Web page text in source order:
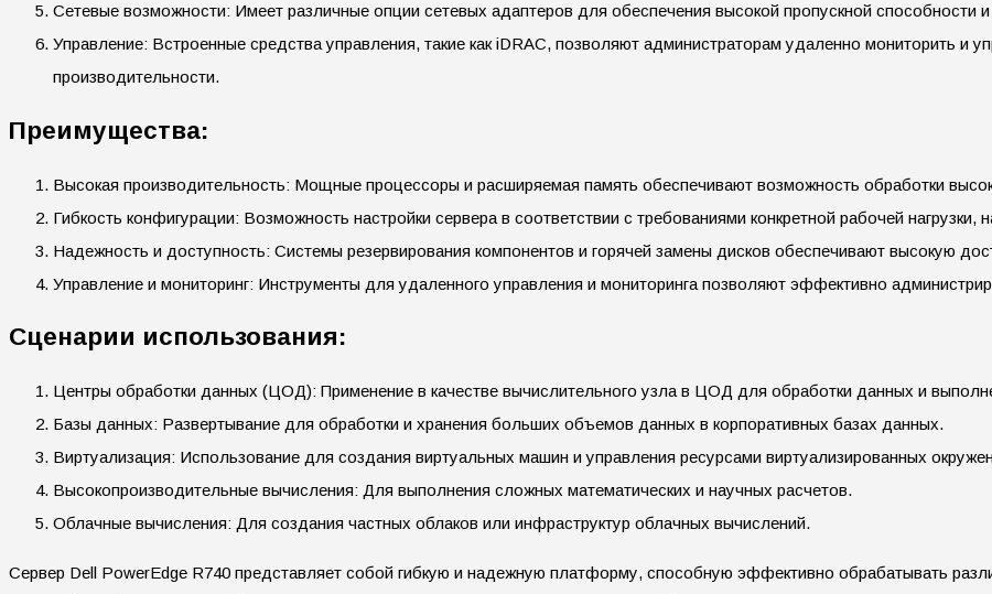
Сетевые возможности: Имеет различные опции сетевых адаптеров для обеспечения высокой пропускной способности
Управление: Встроенные средства управления, такие как iDRAC, позволяют администраторам удаленно мониторить и
производительности.
Преимущества:
Высокая производительность: Мощные процессоры и расширяемая память обеспечивают возможность обработки
Гибкость конфигурации: Возможность настройки сервера в соответствии с требованиями конкретной рабочей
Надежность и доступность: Системы резервирования компонентов и горячей замены дисков обеспечивают высокую
Управление и мониторинг: Инструменты для удаленного управления и мониторинга позволяют эффективно
Сценарии использования:
Центры обработки данных (ЦОД): Применение в качестве вычислительного узла в ЦОД для обработки данных и
Базы данных: Развертывание для обработки и хранения больших объемов данных в корпоративных базах данных.
Виртуализация: Использование для создания виртуальных машин и управления ресурсами виртуализированных
Высокопроизводительные вычисления: Для выполнения сложных математических и научных расчетов.
Облачные вычисления: Для создания частных облаков или инфраструктур облачных вычислений.
Сервер Dell PowerEdge R740 представляет собой гибкую и надежную платформу, способную эффективно обрабатывать